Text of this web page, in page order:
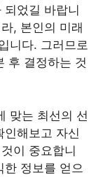
었길 바랍니
, 본인의 미래
니다. 그러므로
후 결정하는 것
맞는 최선의 선
해보고 자신
이 중요합니
한 정보를 얻으